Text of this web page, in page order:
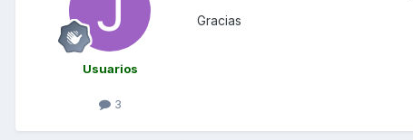
Usuarios
3
Gracias